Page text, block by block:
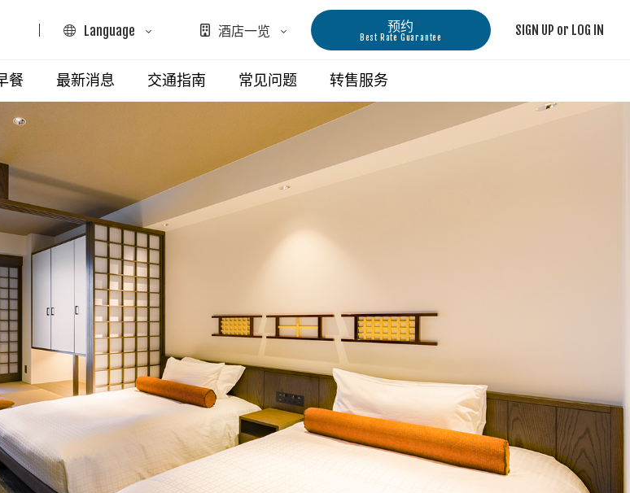
Language
English
酒店一览
(Renewal Opening 2026.9.29)
东急STAY西新宿
东急STAY四谷
东急STAY池袋
区
东急STAY函馆朝市 灯之汤
东急STAY札幌大道
京都・大阪地区
大阪难波东急美居酒店
东急STAY大阪本町
东急STAY京都坂井座(四条河原町)
东急STAY京都三条乌丸
HANARE by Tokyu Stay
(Renewal Opening 2025.9.29)
预约
Best Rate Guarantee SIGN UP or LOG IN
餐 最新消息 交通指南 常见问题 转售服务